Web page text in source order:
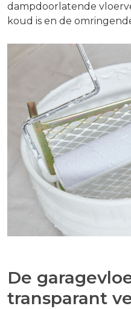
dampdoorlatende
koud is en de
De
transparant